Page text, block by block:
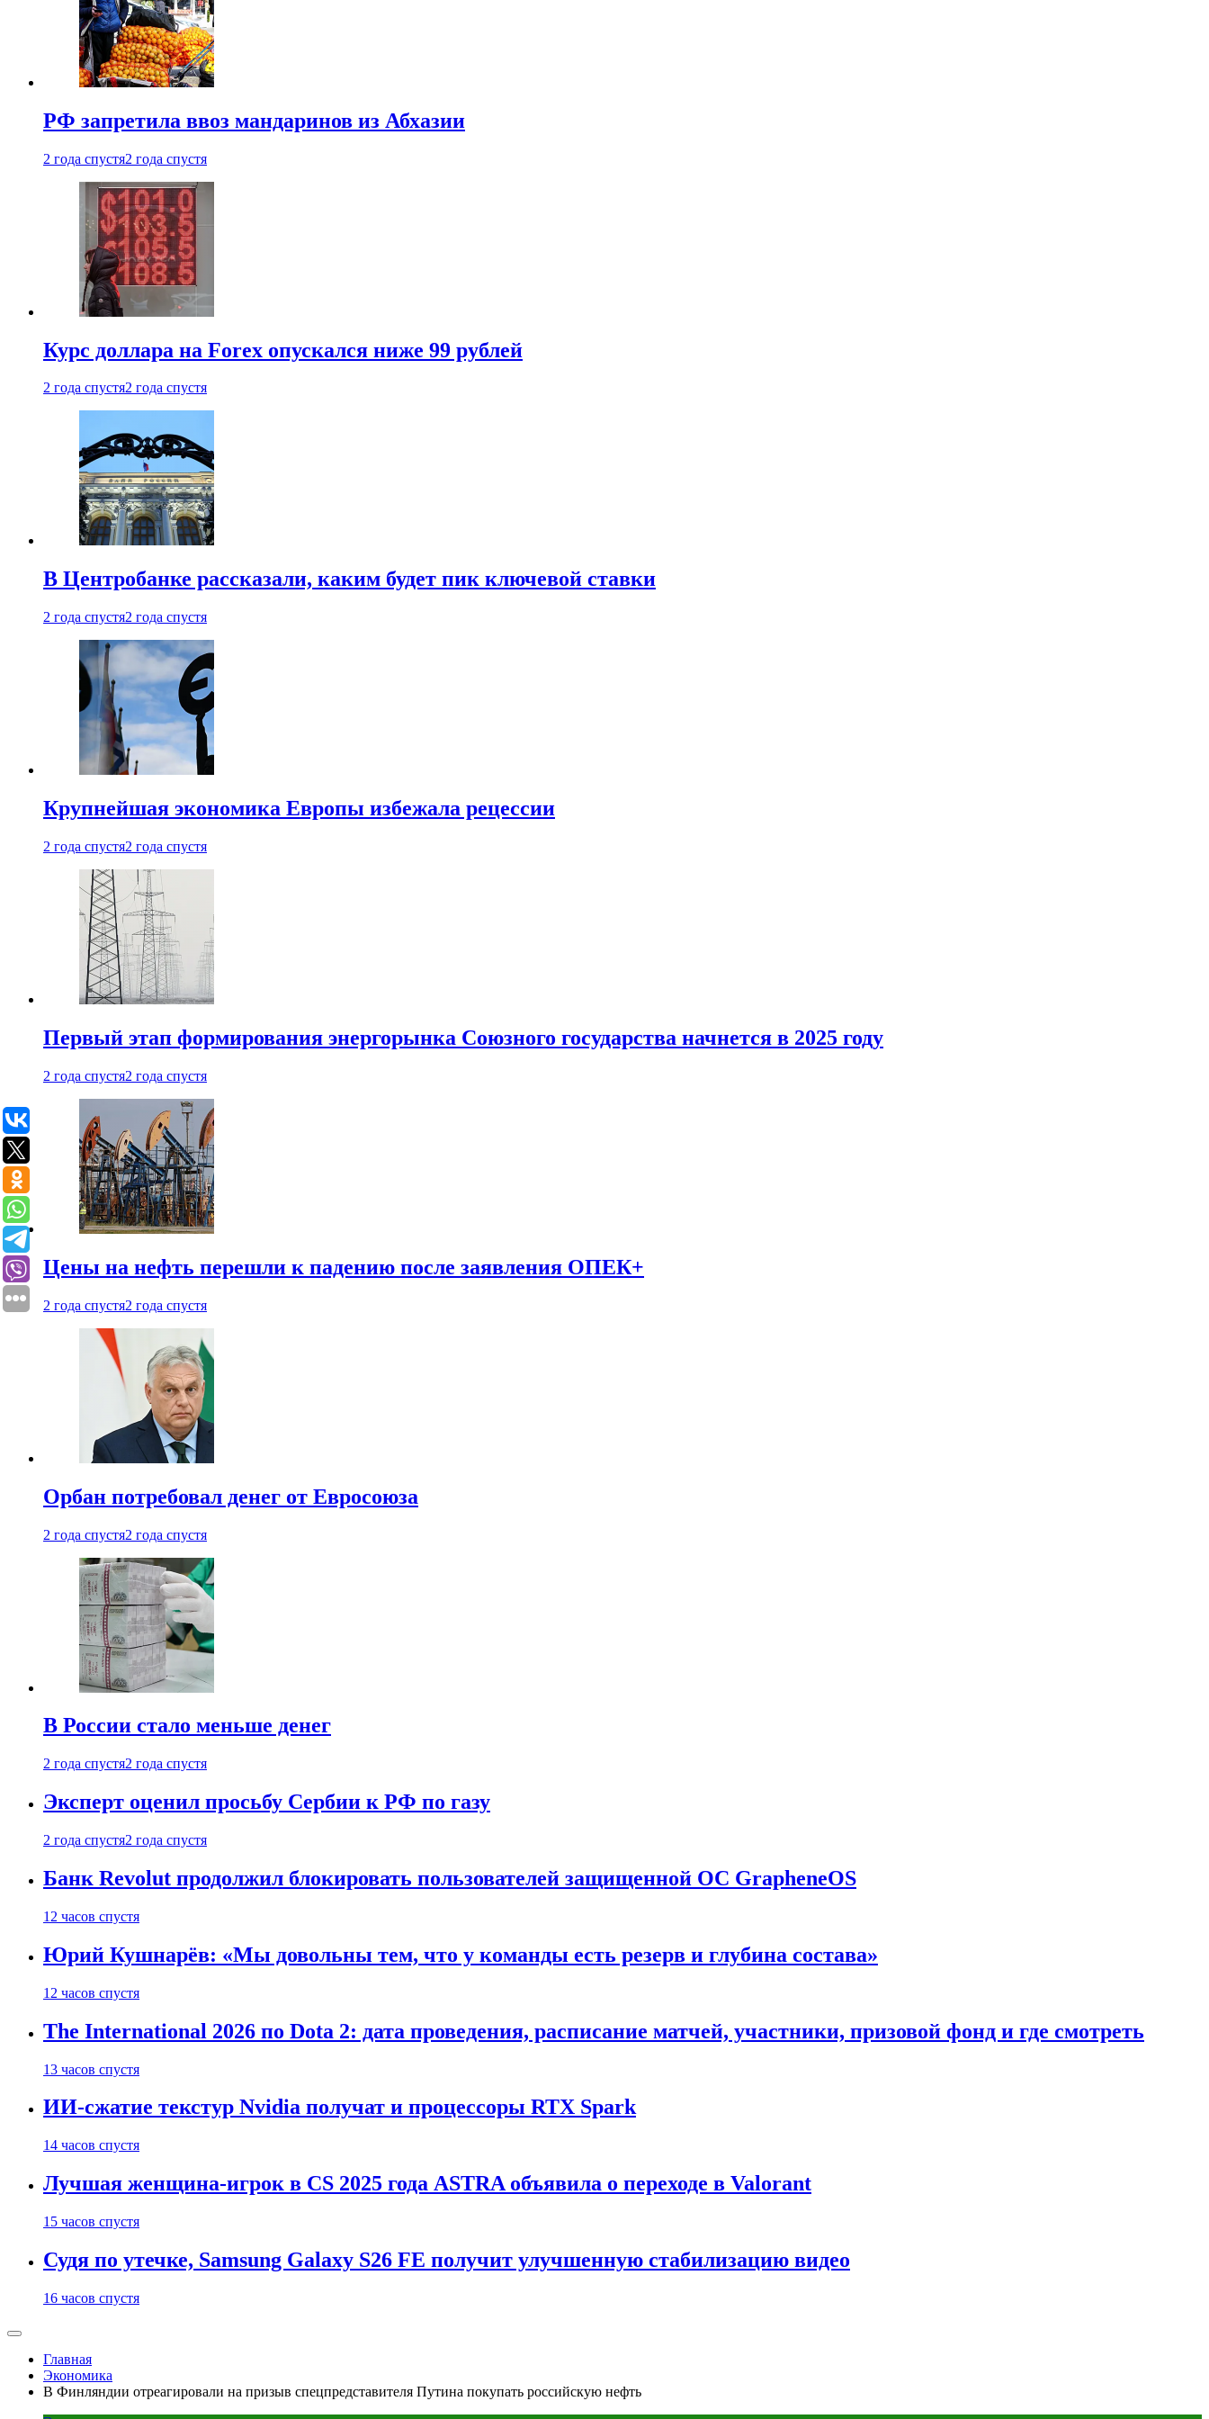
РФ запретила ввоз мандаринов из Абхазии
2 года спустя2 года спустя
Курс доллара на Forex опускался ниже 99 рублей
2 года спустя2 года спустя
В Центробанке рассказали, каким будет пик ключевой ставки
2 года спустя2 года спустя
Крупнейшая экономика Европы избежала рецессии
2 года спустя2 года спустя
Первый этап формирования энергорынка Союзного государства начнется в 2025 году
2 года спустя2 года спустя
Цены на нефть перешли к падению после заявления ОПЕК+
2 года спустя2 года спустя
Орбан потребовал денег от Евросоюза
2 года спустя2 года спустя
В России стало меньше денег
2 года спустя2 года спустя
Эксперт оценил просьбу Сербии к РФ по газу
2 года спустя2 года спустя
Банк Revolut продолжил блокировать пользователей защищенной ОС GrapheneOS
12 часов спустя
Юрий Кушнарёв: «Мы довольны тем, что у команды есть резерв и глубина состава»
12 часов спустя
The International 2026 по Dota 2: дата проведения, расписание матчей, участники, призовой фонд и где смотреть
13 часов спустя
ИИ-сжатие текстур Nvidia получат и процессоры RTX Spark
14 часов спустя
Лучшая женщина-игрок в CS 2025 года ASTRA объявила о переходе в Valorant
15 часов спустя
Судя по утечке, Samsung Galaxy S26 FE получит улучшенную стабилизацию видео
16 часов спустя
Главная
Экономика
В Финляндии отреагировали на призыв спецпредставителя Путина покупать российскую нефть